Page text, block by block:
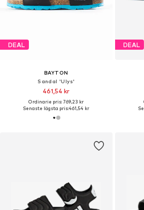
DEAL
BAYTON
Sandal 'Ulys'
461,54 kr
Ordinarie pris: 769,23 kr
Senaste lägsta pris:461,54 kr
DEAL